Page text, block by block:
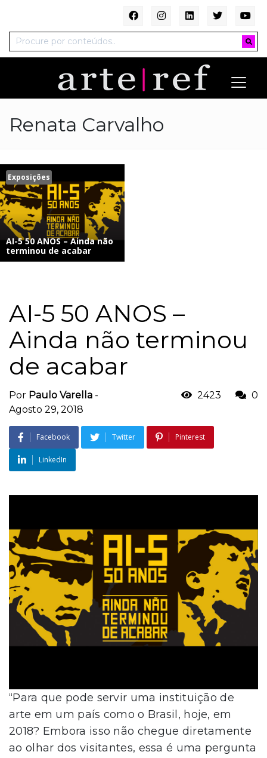
Renata Carvalho
Exposições
AI-5 50 ANOS – Ainda não
terminou de acabar
AI-5 50 ANOS –
Ainda não terminou
de acabar
Por Paulo Varella -
Agosto 29, 2018
2423 0
Facebook Twitter Pinterest
LinkedIn
“Para que pode servir uma instituição de
arte em um país como o Brasil, hoje, em
2018? Embora isso não chegue diretamente
ao olhar dos visitantes, essa é uma pergunta